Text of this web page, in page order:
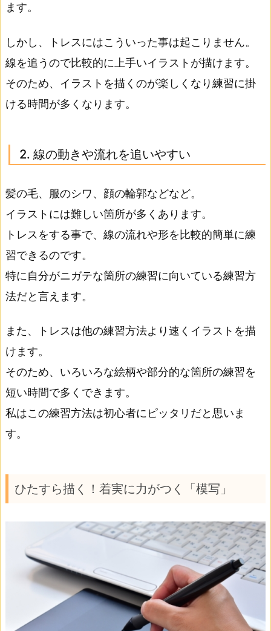
ます。
しかし、トレスにはこういった事は起こりません。
線を追うので比較的に上手いイラストが描けます。
そのため、イラストを描くのが楽しくなり練習に掛
ける時間が多くなります。
2. 線の動きや流れを追いやすい
髪の毛、服のシワ、顔の輪郭などなど。
イラストには難しい箇所が多くあります。
トレスをする事で、線の流れや形を比較的簡単に練
習できるのです。
特に自分がニガテな箇所の練習に向いている練習方
法だと言えます。
また、トレスは他の練習方法より速くイラストを描
けます。
そのため、いろいろな絵柄や部分的な箇所の練習を
短い時間で多くできます。
私はこの練習方法は初心者にピッタリだと思いま
す。
ひたすら描く！着実に力がつく「模写」